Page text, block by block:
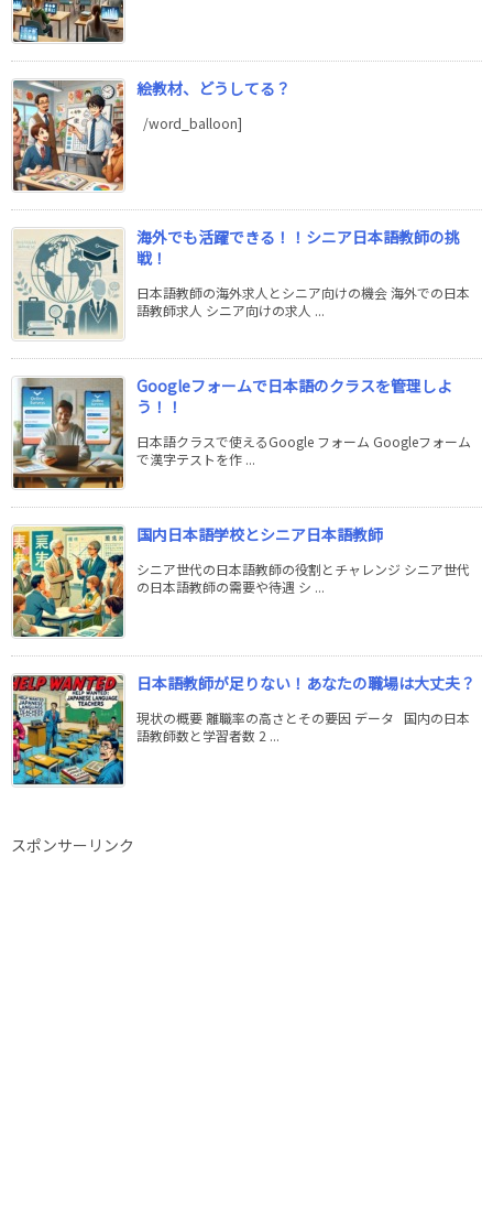
絵教材、どうしてる？
/word_balloon]
海外でも活躍できる！！シニア日本語教師の挑
戦！
日本語教師の海外求人とシニア向けの機会 海外での日本
語教師求人 シニア向けの求人 ...
Googleフォームで日本語のクラスを管理しよ
う！！
日本語クラスで使えるGoogle フォーム Googleフォーム
で漢字テストを作 ...
国内日本語学校とシニア日本語教師
シニア世代の日本語教師の役割とチャレンジ シニア世代
の日本語教師の需要や待遇 シ ...
日本語教師が足りない！あなたの職場は大丈夫？
現状の概要 離職率の高さとその要因 データ 国内の日本
語教師数と学習者数 2 ...
スポンサーリンク